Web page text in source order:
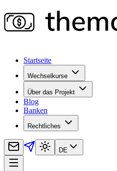
Startseite
Wechselkurse
Über das Projekt
Blog
Banken
Rechtliches
DE